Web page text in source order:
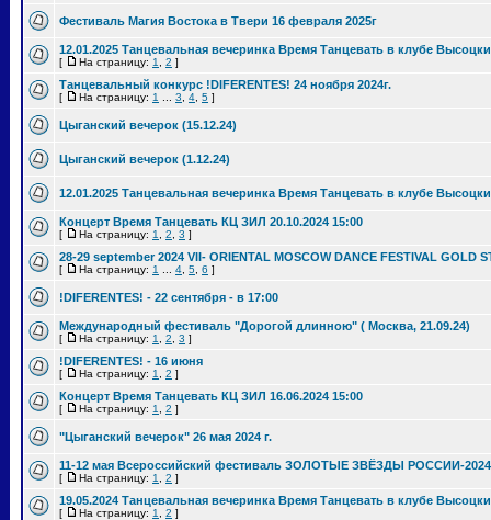
Фестиваль Магия Востока в Твери 16 февраля 2025г
12.01.2025 Танцевальная вечеринка Время Танцевать в клубе
[ На страницу: 1 2 ]
Танцевальный конкурс !DIFERENTES! 24 ноября 2024г.
[ На страницу: 1 3 4 5 ]
Цыганский вечерок (15.12.24)
Цыганский вечерок (1.12.24)
12.01.2025 Танцевальная вечеринка Время Танцевать в клубе
Концерт Время Танцевать КЦ ЗИЛ 20.10.2024 15:00
[ На страницу: 1 2 3 ]
28-29 september 2024 VII- ORIENTAL MOSCOW DANCE FESTIVAL GOLD
[ На страницу: 1 4 5 6 ]
!DIFERENTES! - 22 сентября - в 17:00
Международный фестиваль "Дорогой длинною" ( Москва, 21.09.24)
[ На страницу: 1 2 3 ]
!DIFERENTES! - 16 июня
[ На страницу: 1 2 ]
Концерт Время Танцевать КЦ ЗИЛ 16.06.2024 15:00
[ На страницу: 1 2 ]
"Цыганский вечерок" 26 мая 2024 г.
11-12 мая Всероссийский фестиваль ЗОЛОТЫЕ ЗВЁЗДЫ РОССИИ-2024
[ На страницу: 1 2 ]
19.05.2024 Танцевальная вечеринка Время Танцевать в клубе
[ На страницу: 1 2 ]